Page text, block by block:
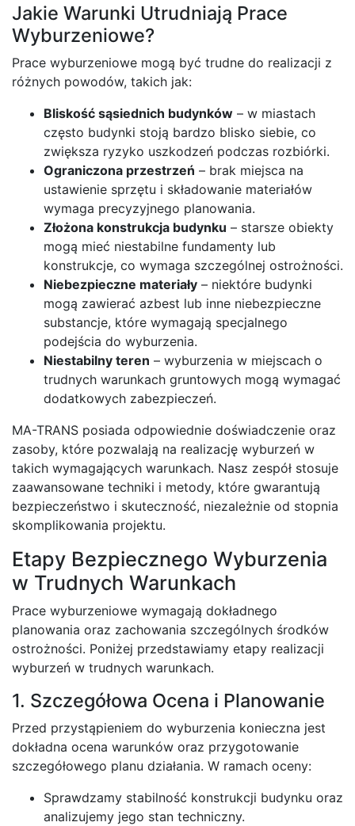
Jakie Warunki Utrudniają Prace
Wyburzeniowe?
Prace wyburzeniowe mogą być trudne do realizacji z
różnych powodów, takich jak:
Bliskość sąsiednich budynków – w miastach
często budynki stoją bardzo blisko siebie, co
zwiększa ryzyko uszkodzeń podczas rozbiórki.
Ograniczona przestrzeń – brak miejsca na
ustawienie sprzętu i składowanie materiałów
wymaga precyzyjnego planowania.
Złożona konstrukcja budynku – starsze obiekty
mogą mieć niestabilne fundamenty lub
konstrukcje, co wymaga szczególnej ostrożności.
Niebezpieczne materiały – niektóre budynki
mogą zawierać azbest lub inne niebezpieczne
substancje, które wymagają specjalnego
podejścia do wyburzenia.
Niestabilny teren – wyburzenia w miejscach o
trudnych warunkach gruntowych mogą wymagać
dodatkowych zabezpieczeń.
MA-TRANS posiada odpowiednie doświadczenie oraz
zasoby, które pozwalają na realizację wyburzeń w
takich wymagających warunkach. Nasz zespół stosuje
zaawansowane techniki i metody, które gwarantują
bezpieczeństwo i skuteczność, niezależnie od stopnia
skomplikowania projektu.
Etapy Bezpiecznego Wyburzenia
w Trudnych Warunkach
Prace wyburzeniowe wymagają dokładnego
planowania oraz zachowania szczególnych środków
ostrożności. Poniżej przedstawiamy etapy realizacji
wyburzeń w trudnych warunkach.
1. Szczegółowa Ocena i Planowanie
Przed przystąpieniem do wyburzenia konieczna jest
dokładna ocena warunków oraz przygotowanie
szczegółowego planu działania. W ramach oceny:
Sprawdzamy stabilność konstrukcji budynku oraz
analizujemy jego stan techniczny.